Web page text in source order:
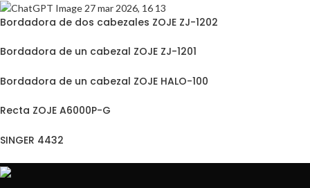
Bordadora de dos cabezales ZOJE ZJ-1202
Bordadora de un cabezal ZOJE ZJ-1201
Bordadora de un cabezal ZOJE HALO-100
Recta ZOJE A6000P-G
SINGER 4432